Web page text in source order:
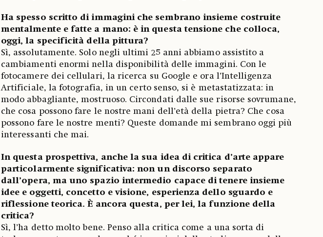
Ha spesso scritto di immagini che sembrano insieme costruite
mentalmente e fatte a mano: è in questa tensione che colloca,
oggi, la specificità della pittura?
Sì, assolutamente. Solo negli ultimi 25 anni abbiamo assistito a
cambiamenti enormi nella disponibilità delle immagini. Con le
fotocamere dei cellulari, la ricerca su Google e ora l’Intelligenza
Artificiale, la fotografia, in un certo senso, si è metastatizzata: in
modo abbagliante, mostruoso. Circondati dalle sue risorse sovrumane,
che cosa possono fare le nostre mani dell’età della pietra? Che cosa
possono fare le nostre menti? Queste domande mi sembrano oggi più
interessanti che mai.
In questa prospettiva, anche la sua idea di critica d’arte appare
particolarmente significativa: non un discorso separato
dall’opera, ma uno spazio intermedio capace di tenere insieme
idee e oggetti, concetto e visione, esperienza dello sguardo e
riflessione teorica. È ancora questa, per lei, la funzione della
critica?
Sì, l’ha detto molto bene. Penso alla critica come a una sorta di